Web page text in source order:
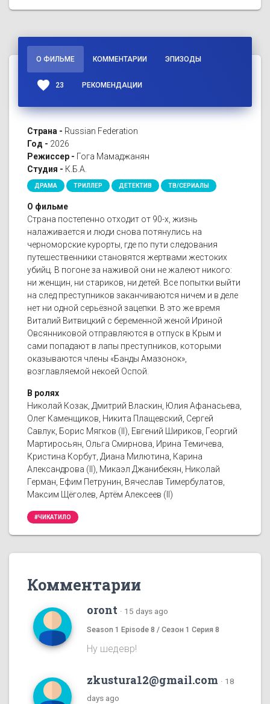
О ФИЛЬМЕ КОММЕНТАРИИ ЭПИЗОДЫ
favorite 23 РЕКОМЕНДАЦИИ
Страна - Russian Federation
Год - 2026
Режиссер - Гога Мамаджанян
Студия - К.Б.А.
ДРАМА ТРИЛЛЕР ДЕТЕКТИВ ТВ/СЕРИАЛЫ
О фильме
Страна постепенно отходит от 90-х, жизнь
налаживается и люди снова потянулись на
черноморские курорты, где по пути следования
путешественники становятся жертвами жестоких
убийц. В погоне за наживой они не жалеют никого:
ни женщин, ни стариков, ни детей. Все попытки выйти
на след преступников заканчиваются ничем и в деле
нет ни одной серьёзной зацепки. В это же время
Виталий Витвицкий с беременной женой Ириной
Овсянниковой отправляются в отпуск в Крым и
сами попадают в лапы преступников, которыми
оказываются члены «Банды Амазонок»,
возглавляемой некоей Оспой.
В ролях
Николай Козак, Дмитрий Власкин, Юлия Афанасьева,
Олег Каменщиков, Никита Плащевский, Сергей
Савлук, Борис Мягков (II), Евгений Шириков, Георгий
Мартиросьян, Ольга Смирнова, Ирина Темичева,
Кристина Корбут, Диана Милютина, Карина
Александрова (II), Микаэл Джанибекян, Николай
Герман, Ефим Петрунин, Вячеслав Тимербулатов,
Максим Щёголев, Артём Алексеев (II)
#ЧИКАТИЛО
Комментарии
oront · 15 days ago
Season 1 Episode 8 / Сезон 1 Серия 8
Ну шедевр!
zkustura12@gmail.com · 18
days ago